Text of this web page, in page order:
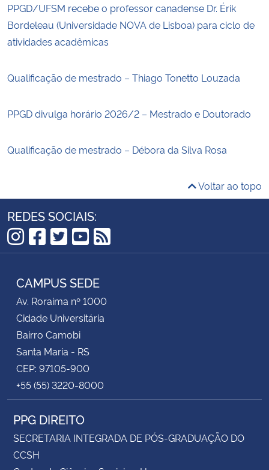
PPGD/UFSM recebe o professor canadense Dr. Érik
Bordeleau (Universidade NOVA de Lisboa) para ciclo de
atividades acadêmicas
Qualificação de mestrado – Thiago Tonetto Louzada
PPGD divulga horário 2026/2 – Mestrado e Doutorado
Qualificação de mestrado – Débora da Silva Rosa
Voltar ao topo
REDES SOCIAIS:
Instagram
Facebook
Twitter
YouTube
RSS
CAMPUS SEDE
Av. Roraima nº 1000
Cidade Universitária
Bairro Camobi
Santa Maria - RS
CEP: 97105-900
+55 (55) 3220-8000
PPG DIREITO
SECRETARIA INTEGRADA DE PÓS-GRADUAÇÃO DO
CCSH